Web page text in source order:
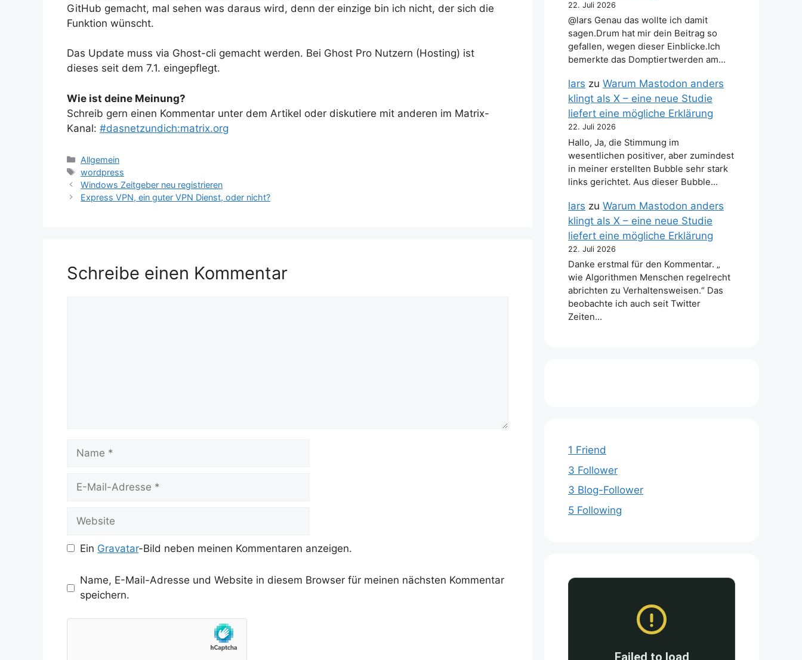
GitHub gemacht, mal sehen was daraus wird, denn der einzige bin ich nicht, der sich die
Funktion wünscht.
Das Update muss via Ghost-cli gemacht werden. Bei Ghost Pro Nutzern (Hosting) ist
dieses seit dem 7.1. eingepflegt.
Wie ist deine Meinung?
Schreib gern einen Kommentar unter dem Artikel oder diskutiere mit anderen im Matrix-
Kanal: #dasnetzundich:matrix.org
Kategorien
Allgemein
Schlagwörter
wordpress
Windows Zeitgeber neu registrieren
Express VPN, ein guter VPN Dienst, oder nicht?
Schreibe einen Kommentar
Mail-
Ein Gravatar-Bild neben meinen Kommentaren anzeigen.
Name, E-Mail-Adresse und Website in diesem Browser für meinen nächsten Kommentar
speichern.
22. Juli 2026
@lars Genau das wollte ich damit
sagen.Drum hat mir dein Beitrag so
gefallen, wegen dieser Einblicke.Ich
bemerkte das Domptiertwerden am…
lars zu Warum Mastodon anders
klingt als X – eine neue Studie
liefert eine mögliche Erklärung
22. Juli 2026
Hallo, Ja, die Stimmung im
wesentlichen positiver, aber zumindest
in meiner erstellten Bubble sehr stark
links gerichtet. Aus dieser Bubble…
lars zu Warum Mastodon anders
klingt als X – eine neue Studie
liefert eine mögliche Erklärung
22. Juli 2026
Danke erstmal für den Kommentar. „
wie Algorithmen Menschen regelrecht
abrichten zu Verhaltensweisen.“ Das
beobachte ich auch seit Twitter
Zeiten…
1 Friend
3 Follower
3 Blog-Follower
5 Following